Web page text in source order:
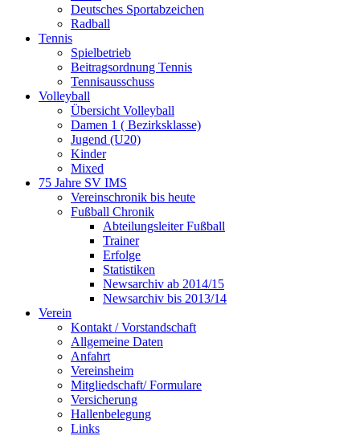
Deutsches Sportabzeichen
Radball
Tennis
Spielbetrieb
Beitragsordnung Tennis
Tennisausschuss
Volleyball
Übersicht Volleyball
Damen 1 ( Bezirksklasse)
Jugend (U20)
Kinder
Mixed
75 Jahre SV IMS
Vereinschronik bis heute
Fußball Chronik
Abteilungsleiter Fußball
Trainer
Erfolge
Statistiken
Newsarchiv ab 2014/15
Newsarchiv bis 2013/14
Verein
Kontakt / Vorstandschaft
Allgemeine Daten
Anfahrt
Vereinsheim
Mitgliedschaft/ Formulare
Versicherung
Hallenbelegung
Links